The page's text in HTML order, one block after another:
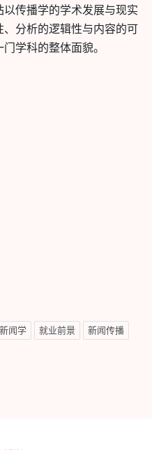
传播学的学术发展与现实
分析的逻辑性与内容的可
学科的整体面貌。
新闻学 就业前景 新闻传播